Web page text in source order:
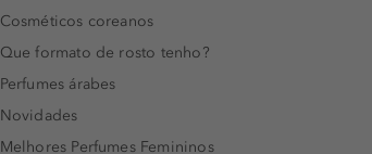
Cosméticos coreanos
Que formato de rosto tenho?
Perfumes árabes
Novidades
Melhores Perfumes Femininos